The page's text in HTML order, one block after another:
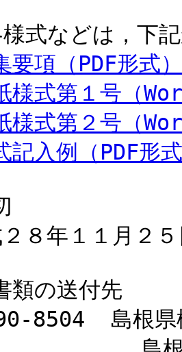
などは，下記
要項（PDF形式）
様式第１号（
様式第２号（
記入例（PDF形
類の送付先